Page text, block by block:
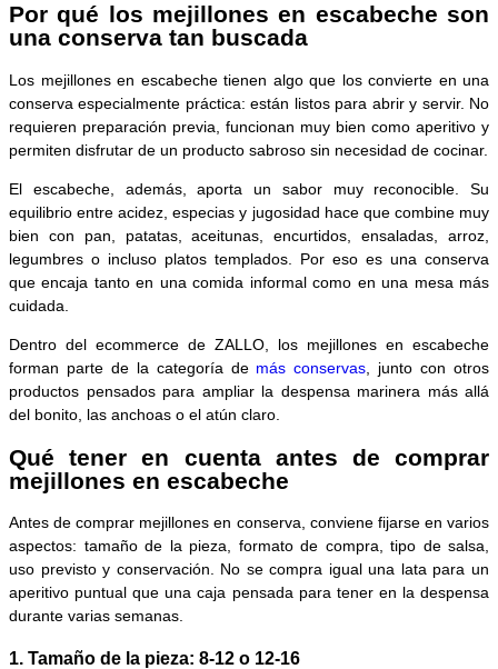
Por qué los mejillones en escabeche son
una conserva tan buscada
Los mejillones en escabeche tienen algo que los convierte en una
conserva especialmente práctica: están listos para abrir y servir. No
requieren preparación previa, funcionan muy bien como aperitivo y
permiten disfrutar de un producto sabroso sin necesidad de cocinar.
El escabeche, además, aporta un sabor muy reconocible. Su
equilibrio entre acidez, especias y jugosidad hace que combine muy
bien con pan, patatas, aceitunas, encurtidos, ensaladas, arroz,
legumbres o incluso platos templados. Por eso es una conserva
que encaja tanto en una comida informal como en una mesa más
cuidada.
Dentro del ecommerce de ZALLO, los mejillones en escabeche
forman parte de la categoría de más conservas , junto con otros
productos pensados para ampliar la despensa marinera más allá
del bonito, las anchoas o el atún claro.
Qué tener en cuenta antes de comprar
mejillones en escabeche
Antes de comprar mejillones en conserva, conviene fijarse en varios
aspectos: tamaño de la pieza, formato de compra, tipo de salsa,
uso previsto y conservación. No se compra igual una lata para un
aperitivo puntual que una caja pensada para tener en la despensa
durante varias semanas.
1. Tamaño de la pieza: 8-12 o 12-16